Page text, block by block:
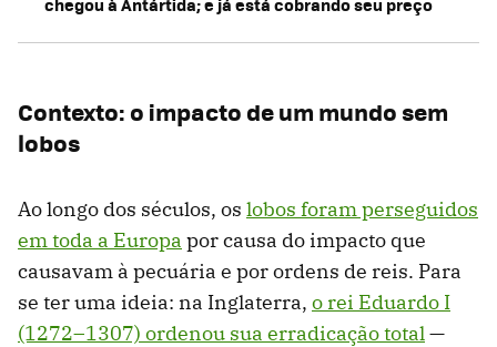
Contexto: o impacto de um mundo sem
lobos
Ao longo dos séculos, os lobos foram perseguidos
em toda a Europa por causa do impacto que
causavam à pecuária e por ordens de reis. Para
se ter uma ideia: na Inglaterra, o rei Eduardo I
(1272–1307) ordenou sua erradicação total—